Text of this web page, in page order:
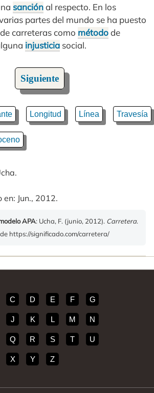
sanciónal respecto. En los
partes del mundo se ha puesto
carreteras como métodode
injusticia social.
Siguiente
Longitud Línea Travesía
Jun., 2012.
APA: Ucha, F. (junio, 2012). Carretera.
https://significado.com/carretera/
C D E F G
J K L M N
Q R S T U
X Y Z